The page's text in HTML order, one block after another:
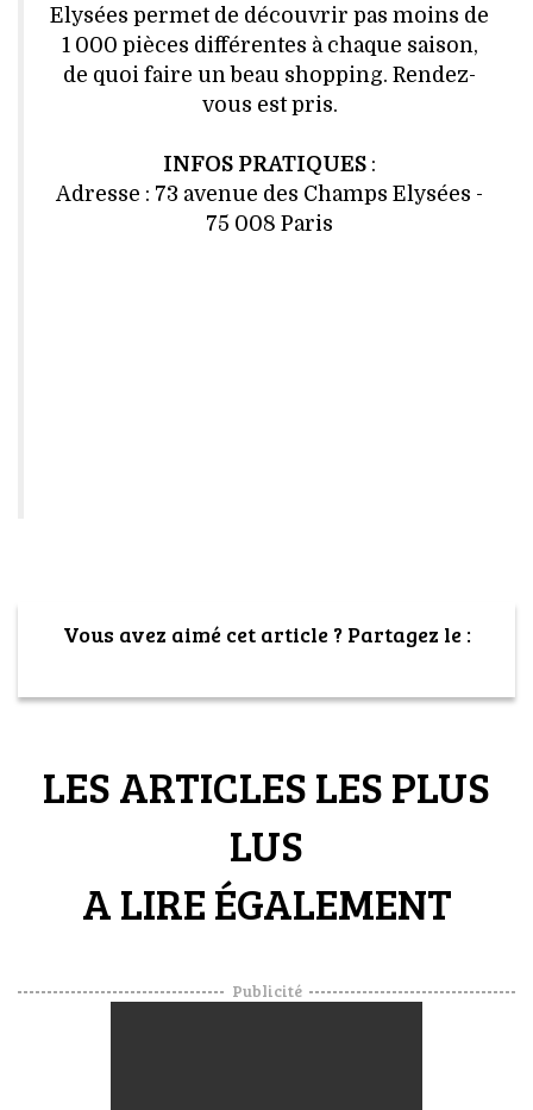
Elysées permet de découvrir pas moins de
1 000 pièces différentes à chaque saison,
de quoi faire un beau shopping. Rendez-
vous est pris.
INFOS PRATIQUES :
Adresse : 73 avenue des Champs Elysées -
75 008 Paris
Vous avez aimé cet article ? Partagez le :
LES ARTICLES LES PLUS
LUS
A LIRE ÉGALEMENT
Publicité